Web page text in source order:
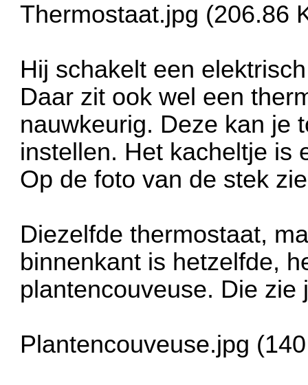
Thermostaat.jpg (206.86
Hij schakelt een
Daar zit ook wel een
nauwkeurig. Deze kan je
instellen. Het kacheltje is
Op de foto van de stek
Diezelfde thermostaat,
binnenkant is hetzelfde,
plantencouveuse. Die zie
Plantencouveuse.jpg